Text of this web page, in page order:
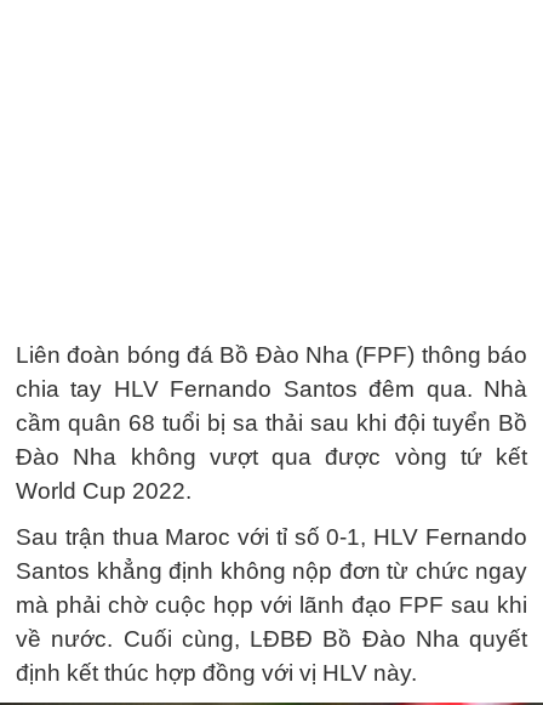
Liên đoàn bóng đá Bồ Đào Nha (FPF) thông báo
chia tay HLV Fernando Santos đêm qua. Nhà
cầm quân 68 tuổi bị sa thải sau khi đội tuyển Bồ
Đào Nha không vượt qua được vòng tứ kết
World Cup 2022.
Sau trận thua Maroc với tỉ số 0-1, HLV Fernando
Santos khẳng định không nộp đơn từ chức ngay
mà phải chờ cuộc họp với lãnh đạo FPF sau khi
về nước. Cuối cùng, LĐBĐ Bồ Đào Nha quyết
định kết thúc hợp đồng với vị HLV này.